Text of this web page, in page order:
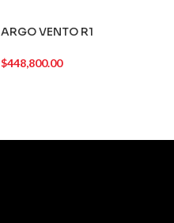
ARGO VENTO R1
$448,800.00